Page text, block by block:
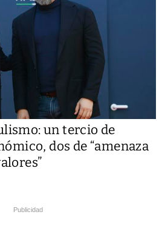
un tercio de
dos de “amenaza
Publicidad